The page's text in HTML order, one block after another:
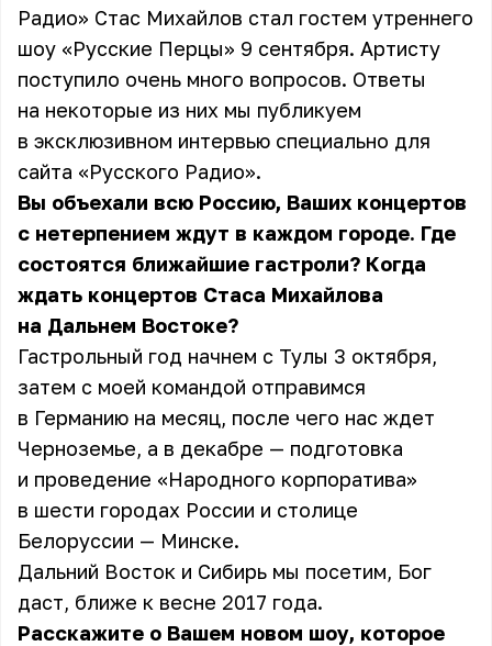
Радио» Стас Михайлов стал гостем утреннего
шоу «Русские Перцы» 9 сентября. Артисту
поступило очень много вопросов. Ответы
на некоторые из них мы публикуем
в эксклюзивном интервью специально для
сайта «Русского Радио».
Вы объехали всю Россию, Ваших концертов
с нетерпением ждут в каждом городе. Где
состоятся ближайшие гастроли? Когда
ждать концертов Стаса Михайлова
на Дальнем Востоке?
Гастрольный год начнем с Тулы 3 октября,
затем с моей командой отправимся
в Германию на месяц, после чего нас ждет
Черноземье, а в декабре — подготовка
и проведение «Народного корпоратива»
в шести городах России и столице
Белоруссии — Минске.
Дальний Восток и Сибирь мы посетим, Бог
даст, ближе к весне 2017 года.
Расскажите о Вашем новом шоу, которое